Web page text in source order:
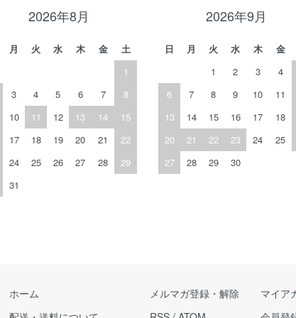
2026年8月
月 火 水 木 金
土
1
3 4 5 6 7
8
10 11 12 13 14
15
17 18 19 20 21
22
24 25 26 27 28
29
31
2026年9月
日 月 火 水 木 金
1
2 3 4
6
7 8 9 10 11
13
14 15 16 17 18
20
21 22 23 24 25
27
28 29 30
ホーム
メルマガ登録・解除
マイア